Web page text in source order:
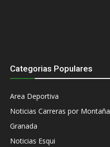
Categorias Populares
Area Deportiva
Noticias Carreras por Montaña
Granada
Noticias Esqui